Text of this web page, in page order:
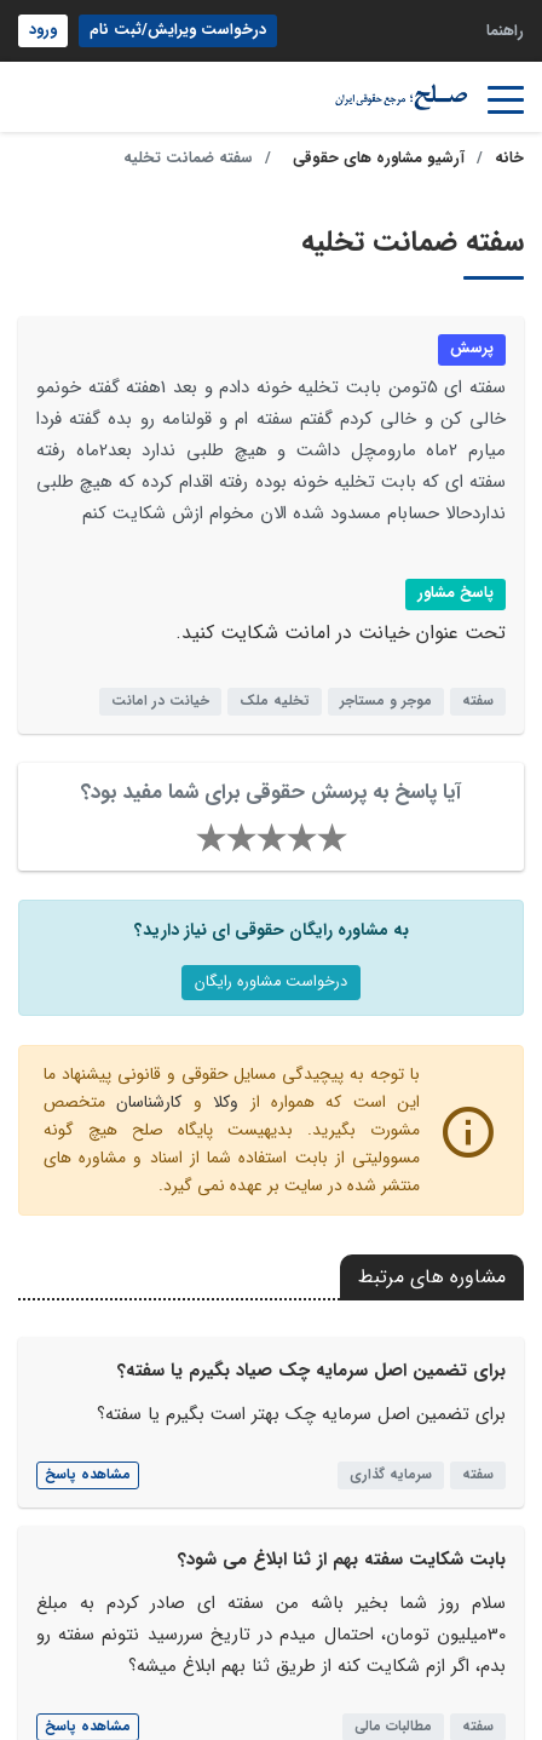
راهنما درخواست ویرایش/ثبت نام ورود
خانه آرشیو مشاوره های حقوقی سفته ضمانت تخلیه
سفته ضمانت تخلیه
پرسش
سفته ای 5تومن بابت تخلیه خونه دادم و بعد 1هفته گفته خونمو
خالی کن و خالی کردم گفتم سفته ام و قولنامه رو بده گفته فردا
میارم 2ماه مارومچل داشت و هیچ طلبی ندارد بعد2ماه رفته
سفته ای که بابت تخلیه خونه بوده رفته اقدام کرده که هیچ طلبی
نداردحالا حسابام مسدود شده الان مخوام ازش شکایت کنم
پاسخ مشاور
تحت عنوان خیانت در امانت شکایت کنید.
سفته موجر و مستاجر تخلیه ملک خیانت در امانت
آیا پاسخ به پرسش حقوقی برای شما مفید بود؟
به مشاوره رایگان حقوقی ای نیاز دارید؟
درخواست مشاوره رایگان
با توجه به پیچیدگی مسایل حقوقی و قانونی پیشنهاد ما
این است که همواره از وکلاو کارشناسانمتخصص
مشورت بگیرید. بدیهیست پایگاه صلح هیچ گونه
مسوولیتی از بابت استفاده شما از اسناد و مشاوره های
منتشر شده در سایت بر عهده نمی گیرد.
مشاوره های مرتبط
برای تضمین اصل سرمایه چک صیاد بگیرم یا سفته؟
برای تضمین اصل سرمایه چک بهتر است بگیرم یا سفته؟
سفته سرمایه گذاری مشاهده پاسخ
بابت شکایت سفته بهم از ثنا ابلاغ می شود؟
سلام روز شما بخیر باشه من سفته ای صادر کردم به مبلغ
30میلیون تومان، احتمال میدم در تاریخ سررسید نتونم سفته رو
بدم، اگر ازم شکایت کنه از طریق ثنا بهم ابلاغ میشه؟
سفته مطالبات مالی مشاهده پاسخ